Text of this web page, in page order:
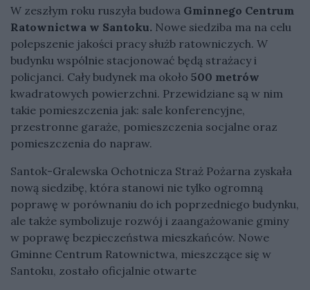
W zeszłym roku ruszyła budowa Gminnego Centrum
Ratownictwa w Santoku. Nowe siedziba ma na celu
polepszenie jakości pracy służb ratowniczych. W
budynku wspólnie stacjonować będą strażacy i
policjanci. Cały budynek ma około 500 metrów
kwadratowych powierzchni. Przewidziane są w nim
takie pomieszczenia jak: sale konferencyjne,
przestronne garaże, pomieszczenia socjalne oraz
pomieszczenia do napraw.
Santok-Gralewska Ochotnicza Straż Pożarna zyskała
nową siedzibę, która stanowi nie tylko ogromną
poprawę w porównaniu do ich poprzedniego budynku,
ale także symbolizuje rozwój i zaangażowanie gminy
w poprawę bezpieczeństwa mieszkańców. Nowe
Gminne Centrum Ratownictwa, mieszczące się w
Santoku, zostało oficjalnie otwarte